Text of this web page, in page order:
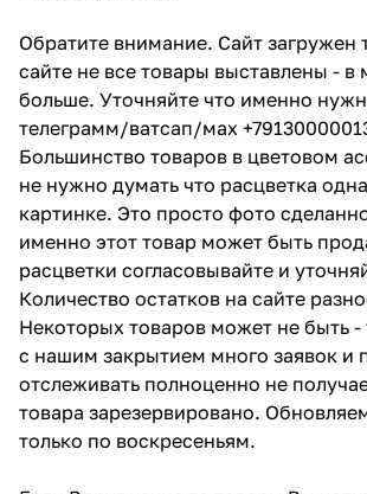
Обратите внимание. Сайт загружен
сайте не все товары выставлены - в
больше. Уточняйте что именно
телеграмм/ватсап/мах
Большинство товаров в цветовом
не нужно думать что расцветка
картинке. Это просто фото
именно этот товар может быть
расцветки согласовывайте и
Количество остатков на сайте
Некоторых товаров может не быть -
с нашим закрытием много заявок и
отслеживать полноценно не
товара зарезервировано.
только по воскресеньям.